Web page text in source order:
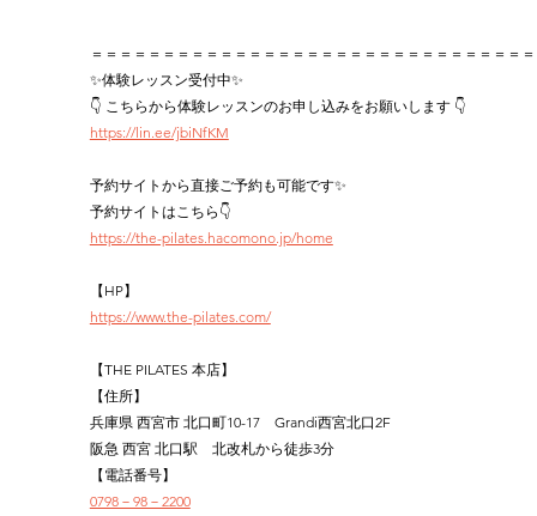
＝＝＝＝＝＝＝＝＝＝＝＝＝＝＝＝＝＝＝＝＝＝＝＝＝＝＝＝＝＝
✨体験レッスン受付中✨
👇 こちらから体験レッスンのお申し込みをお願いします 👇
https://lin.ee/jbiNfKM
予約サイトから直接ご予約も可能です✨
予約サイトはこちら👇
https://the-pilates.hacomono.jp/home
【HP】
https://www.the-pilates.com/
【THE PILATES 本店】
【住所】
兵庫県 西宮市 北口町10-17　Grandi西宮北口2F
阪急 西宮 北口駅　北改札から徒歩3分
【電話番号】
0798－98－2200